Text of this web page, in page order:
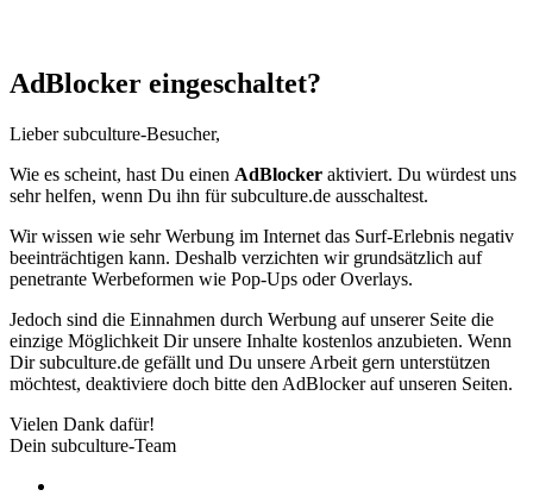
AdBlocker eingeschaltet?
Lieber subculture-Besucher,
Wie es scheint, hast Du einen AdBlocker aktiviert. Du würdest uns
sehr helfen, wenn Du ihn für subculture.de ausschaltest.
Wir wissen wie sehr Werbung im Internet das Surf-Erlebnis negativ
beeinträchtigen kann. Deshalb verzichten wir grundsätzlich auf
penetrante Werbeformen wie Pop-Ups oder Overlays.
Jedoch sind die Einnahmen durch Werbung auf unserer Seite die
einzige Möglichkeit Dir unsere Inhalte kostenlos anzubieten. Wenn
Dir subculture.de gefällt und Du unsere Arbeit gern unterstützen
möchtest, deaktiviere doch bitte den AdBlocker auf unseren Seiten.
Vielen Dank dafür!
Dein subculture-Team